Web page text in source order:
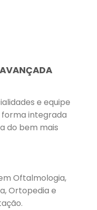
e equipe
integrada
do bem mais
Oftalmologia,
Ortopedia e